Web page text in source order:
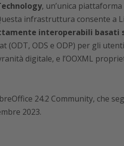
, un’unica
infrastruttura consente a
interoperabili basati
(ODT, ODS e ODP) per gli
digitale, e l’OOXML
24.2 Community, che
2023.